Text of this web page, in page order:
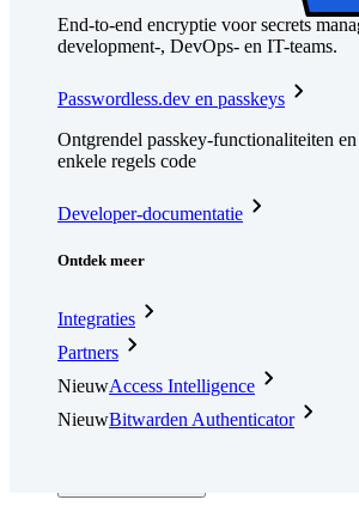
End-to-end encryptie voor secrets
development-, DevOps- en IT-teams.
Passwordless.dev en passkeys
Ontgrendel passkey-functionaliteiten
enkele regels code
Developer-documentatie
Ontdek meer
Integraties
Partners
NieuwAccess Intelligence
NieuwBitwarden Authenticator